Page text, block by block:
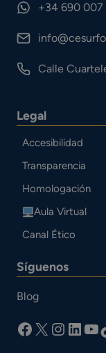
+34 690 007
Calle
Legal
Accesibilidad
Transparencia
Homologación
Aula Virtual
Canal Ético
Síguenos
Blog
facebook
X